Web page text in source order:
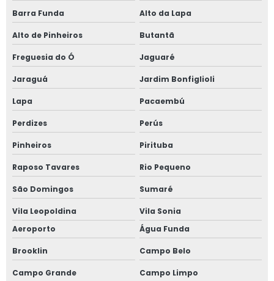
Janela anti ruído sobrepor
Janela anti ruído de sobrepor slim
Janela anti ruído sobreposta
Janela anti som
Janela para casas de alto padrão
Janela de correr 2 folhas
Janela de correr 3 folhas
Janela de correr 4 folhas
Barra Funda Alto da Lapa
Alto de Pinheiros Butantã
Freguesia do Ó Jaguaré
Jaraguá Jardim Bonfiglioli
Lapa Pacaembú
Perdizes Perús
Pinheiros Pirituba
Raposo Tavares Rio Pequeno
São Domingos Sumaré
Vila Leopoldina
Vila Sonia
Aeroporto
Água Funda
Brooklin Campo Belo
Campo Grande Campo Limpo